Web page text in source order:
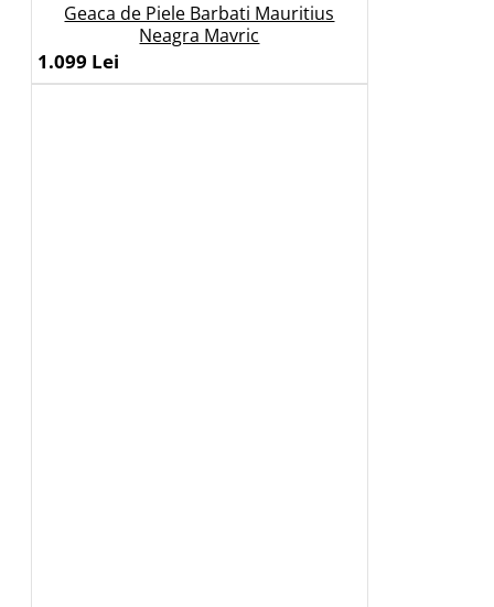
Geaca de Piele Barbati Mauritius
Neagra Mavric
1.099 Lei